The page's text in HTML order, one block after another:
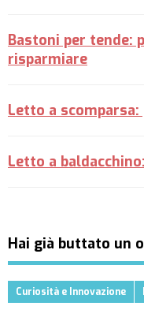
Bastoni per tende:
risparmiare
Letto a
Letto a
Hai già buttato un
Curiosità e Innovazione